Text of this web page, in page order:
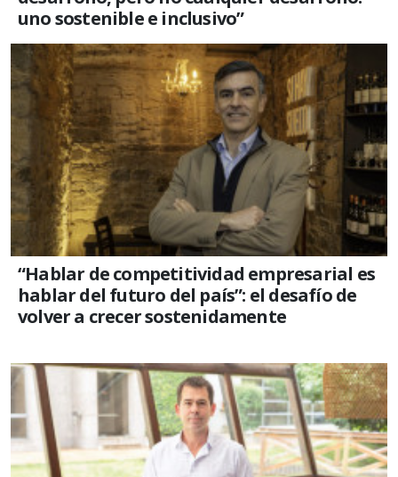
uno sostenible e inclusivo”
“Hablar de competitividad empresarial es
hablar del futuro del país”: el desafío de
volver a crecer sostenidamente